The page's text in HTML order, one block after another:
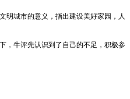
明城市的意义，指出建设美好家园，人
，牛评先认识到了自己的不足，积极参